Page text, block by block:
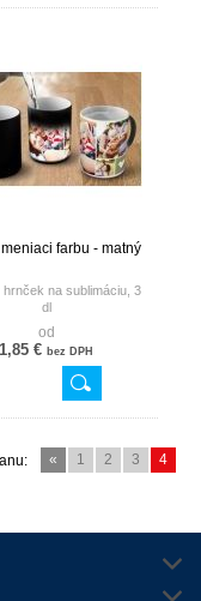
farbu - matný
hrnček na sublimáciu, 3
dl
tepla mení farbu do
biela.
Objem: 330 ml
Výška: 95 mm
a 180s.
od
1,85 € bez DPH
« 1 2 3 4